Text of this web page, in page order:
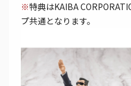
※特典はKAIBA
プ共通となります。